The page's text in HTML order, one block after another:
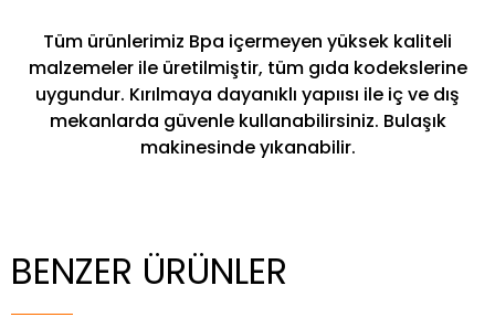
Tüm ürünlerimiz Bpa içermeyen yüksek kaliteli
malzemeler ile üretilmiştir, tüm gıda kodekslerine
uygundur. Kırılmaya dayanıklı yapıısı ile iç ve dış
mekanlarda güvenle kullanabilirsiniz. Bulaşık
makinesinde yıkanabilir.
BENZER ÜRÜNLER